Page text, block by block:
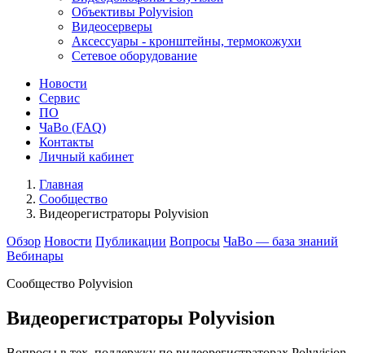
Объективы Polyvision
Видеосерверы
Аксессуары - кронштейны, термокожухи
Сетевое оборудование
Новости
Сервис
ПО
ЧаВо (FAQ)
Контакты
Личный кабинет
Главная
Сообщество
Видеорегистраторы Polyvision
Обзор Новости Публикации Вопросы ЧаВо — база знаний
Вебинары
Сообщество Polyvision
Видеорегистраторы Polyvision